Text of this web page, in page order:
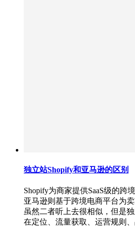
独立站Shopify和亚马逊的区别
Shopify为商家提供SaaS级的跨
亚马逊则基于跨境电商平台为
虽然二者听上去很相似，但是
在定位、流量获取、运营规则